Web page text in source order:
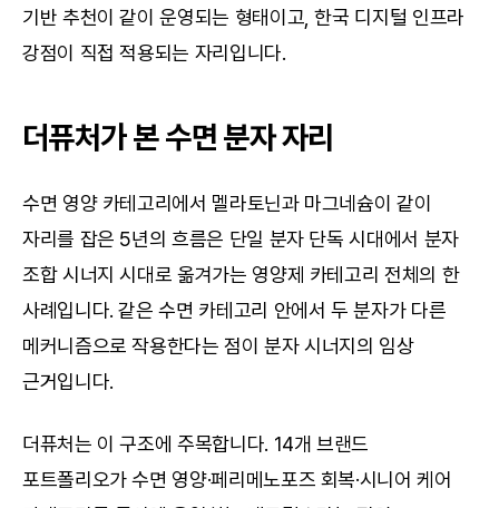
기반 추천이 같이 운영되는 형태이고, 한국 디지털 인프라
강점이 직접 적용되는 자리입니다.
더퓨처가 본 수면 분자 자리
수면 영양 카테고리에서 멜라토닌과 마그네슘이 같이
자리를 잡은 5년의 흐름은 단일 분자 단독 시대에서 분자
조합 시너지 시대로 옮겨가는 영양제 카테고리 전체의 한
사례입니다. 같은 수면 카테고리 안에서 두 분자가 다른
메커니즘으로 작용한다는 점이 분자 시너지의 임상
근거입니다.
더퓨처는 이 구조에 주목합니다. 14개 브랜드
포트폴리오가 수면 영양·페리메노포즈 회복·시니어 케어